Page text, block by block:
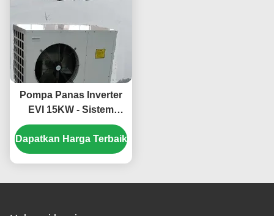
Pompa Panas Inverter
EVI 15KW - Sistem
Pemanasan dan
Pendinginan Hemat
Energi dan Ramah
Dapatkan Harga Terbaik